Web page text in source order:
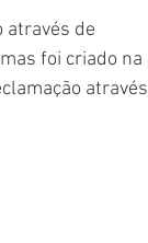
através de
foi criado na
através